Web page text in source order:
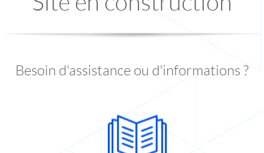
Besoin d'assistance ou d'informations ?